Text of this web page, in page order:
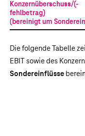
Konzernüberschuss/(-
fehlbetrag)
(bereinigt um
Die folgende Tabelle
EBIT sowie des
Sondereinflüsse